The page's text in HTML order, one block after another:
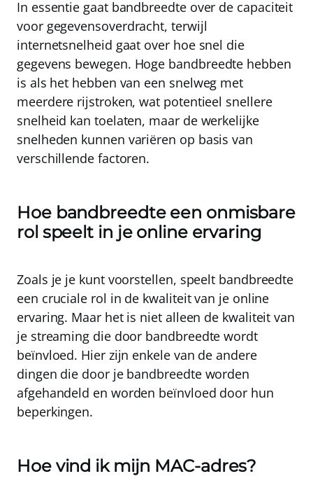
In essentie gaat bandbreedte over de capaciteit
voor gegevensoverdracht, terwijl
internetsnelheid gaat over hoe snel die
gegevens bewegen. Hoge bandbreedte hebben
is als het hebben van een snelweg met
meerdere rijstroken, wat potentieel snellere
snelheid kan toelaten, maar de werkelijke
snelheden kunnen variëren op basis van
verschillende factoren.
Hoe bandbreedte een onmisbare
rol speelt in je online ervaring
Zoals je je kunt voorstellen, speelt bandbreedte
een cruciale rol in de kwaliteit van je online
ervaring. Maar het is niet alleen de kwaliteit van
je streaming die door bandbreedte wordt
beïnvloed. Hier zijn enkele van de andere
dingen die door je bandbreedte worden
afgehandeld en worden beïnvloed door hun
beperkingen.
Hoe vind ik mijn MAC-adres?